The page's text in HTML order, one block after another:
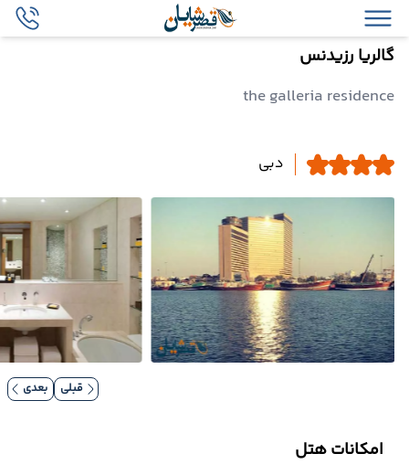
گالریا رزیدنس
the galleria residence
دبی
قبلی بعدی
امکانات هتل